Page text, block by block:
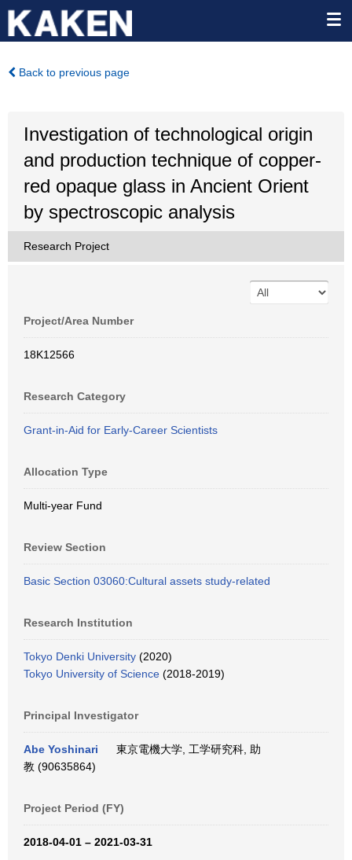
Back to previous page
Investigation of technological origin
and production technique of copper-
red opaque glass in Ancient Orient
by spectroscopic analysis
Research Project
Project/Area Number
18K12566
Research Category
Grant-in-Aid for Early-Career Scientists
Allocation Type
Multi-year Fund
Review Section
Basic Section 03060:Cultural assets study-related
Research Institution
Tokyo Denki University (2020)
Tokyo University of Science (2018-2019)
Principal Investigator
Abe Yoshinari
東京電機大学, 工学研究科, 助
教 (90635864)
Project Period (FY)
2018-04-01 – 2021-03-31